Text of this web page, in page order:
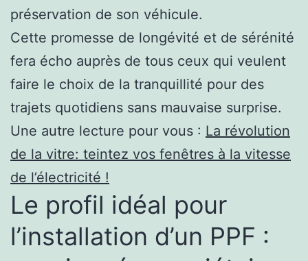
préservation de son véhicule.
Cette promesse de longévité et de sérénité
fera écho auprès de tous ceux qui veulent
faire le choix de la tranquillité pour des
trajets quotidiens sans mauvaise surprise.
Une autre lecture pour vous : La révolution
de la vitre: teintez vos fenêtres à la vitesse
de l’électricité !
Le profil idéal pour
l’installation d’un PPF :